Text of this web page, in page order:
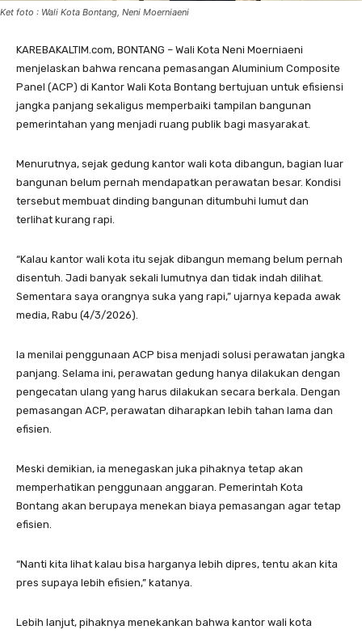
Ket foto : Wali Kota Bontang, Neni Moerniaeni
KAREBAKALTIM.com, BONTANG – Wali Kota Neni Moerniaeni
menjelaskan bahwa rencana pemasangan Aluminium Composite
Panel (ACP) di Kantor Wali Kota Bontang bertujuan untuk efisiensi
jangka panjang sekaligus memperbaiki tampilan bangunan
pemerintahan yang menjadi ruang publik bagi masyarakat.
Menurutnya, sejak gedung kantor wali kota dibangun, bagian luar
bangunan belum pernah mendapatkan perawatan besar. Kondisi
tersebut membuat dinding bangunan ditumbuhi lumut dan
terlihat kurang rapi.
“Kalau kantor wali kota itu sejak dibangun memang belum pernah
disentuh. Jadi banyak sekali lumutnya dan tidak indah dilihat.
Sementara saya orangnya suka yang rapi,” ujarnya kepada awak
media, Rabu (4/3/2026).
Ia menilai penggunaan ACP bisa menjadi solusi perawatan jangka
panjang. Selama ini, perawatan gedung hanya dilakukan dengan
pengecatan ulang yang harus dilakukan secara berkala. Dengan
pemasangan ACP, perawatan diharapkan lebih tahan lama dan
efisien.
Meski demikian, ia menegaskan juka pihaknya tetap akan
memperhatikan penggunaan anggaran. Pemerintah Kota
Bontang akan berupaya menekan biaya pemasangan agar tetap
efisien.
“Nanti kita lihat kalau bisa harganya lebih dipres, tentu akan kita
pres supaya lebih efisien,” katanya.
Lebih lanjut, pihaknya menekankan bahwa kantor wali kota